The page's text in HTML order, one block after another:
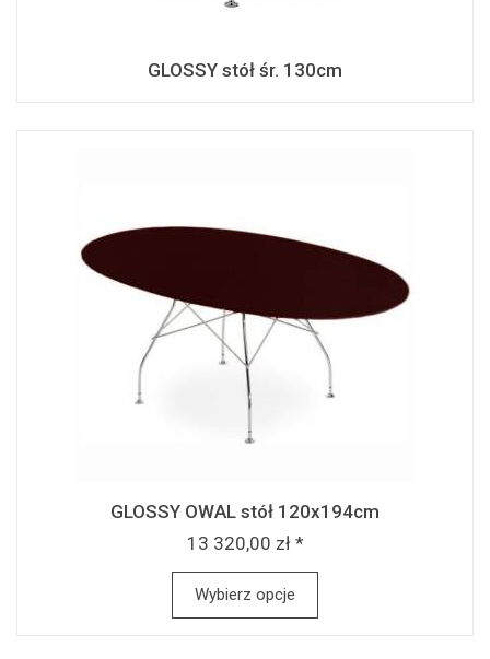
GLOSSY stół śr. 130cm
GLOSSY OWAL stół 120x194cm
13 320,00 zł *
Wybierz opcje